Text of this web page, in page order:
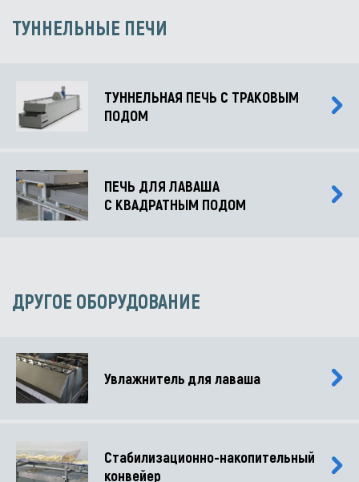
ТУННЕЛЬНЫЕ ПЕЧИ
ТУННЕЛЬНАЯ ПЕЧЬ С ТРАКОВЫМ
ПОДОМ
ПЕЧЬ ДЛЯ ЛАВАША
С КВАДРАТНЫМ ПОДОМ
ДРУГОЕ ОБОРУДОВАНИЕ
Увлажнитель для лаваша
Стабилизационно-накопительный
конвейер